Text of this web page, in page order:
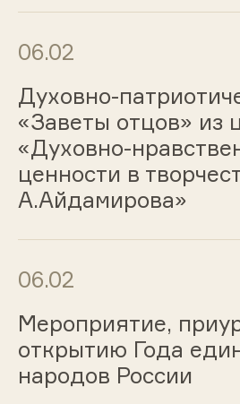
06.02
Духовно-
«Заветы отцов» из
«Духовно-
ценности в
А.Айдамирова»
06.02
Мероприятие,
открытию Года
народов России